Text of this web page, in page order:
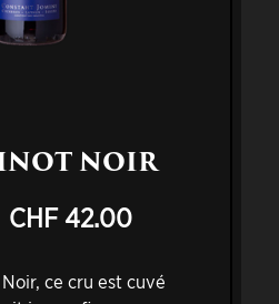
NOIR
CHF42.00Plage
CHF 15.50
ce cru est cuvé